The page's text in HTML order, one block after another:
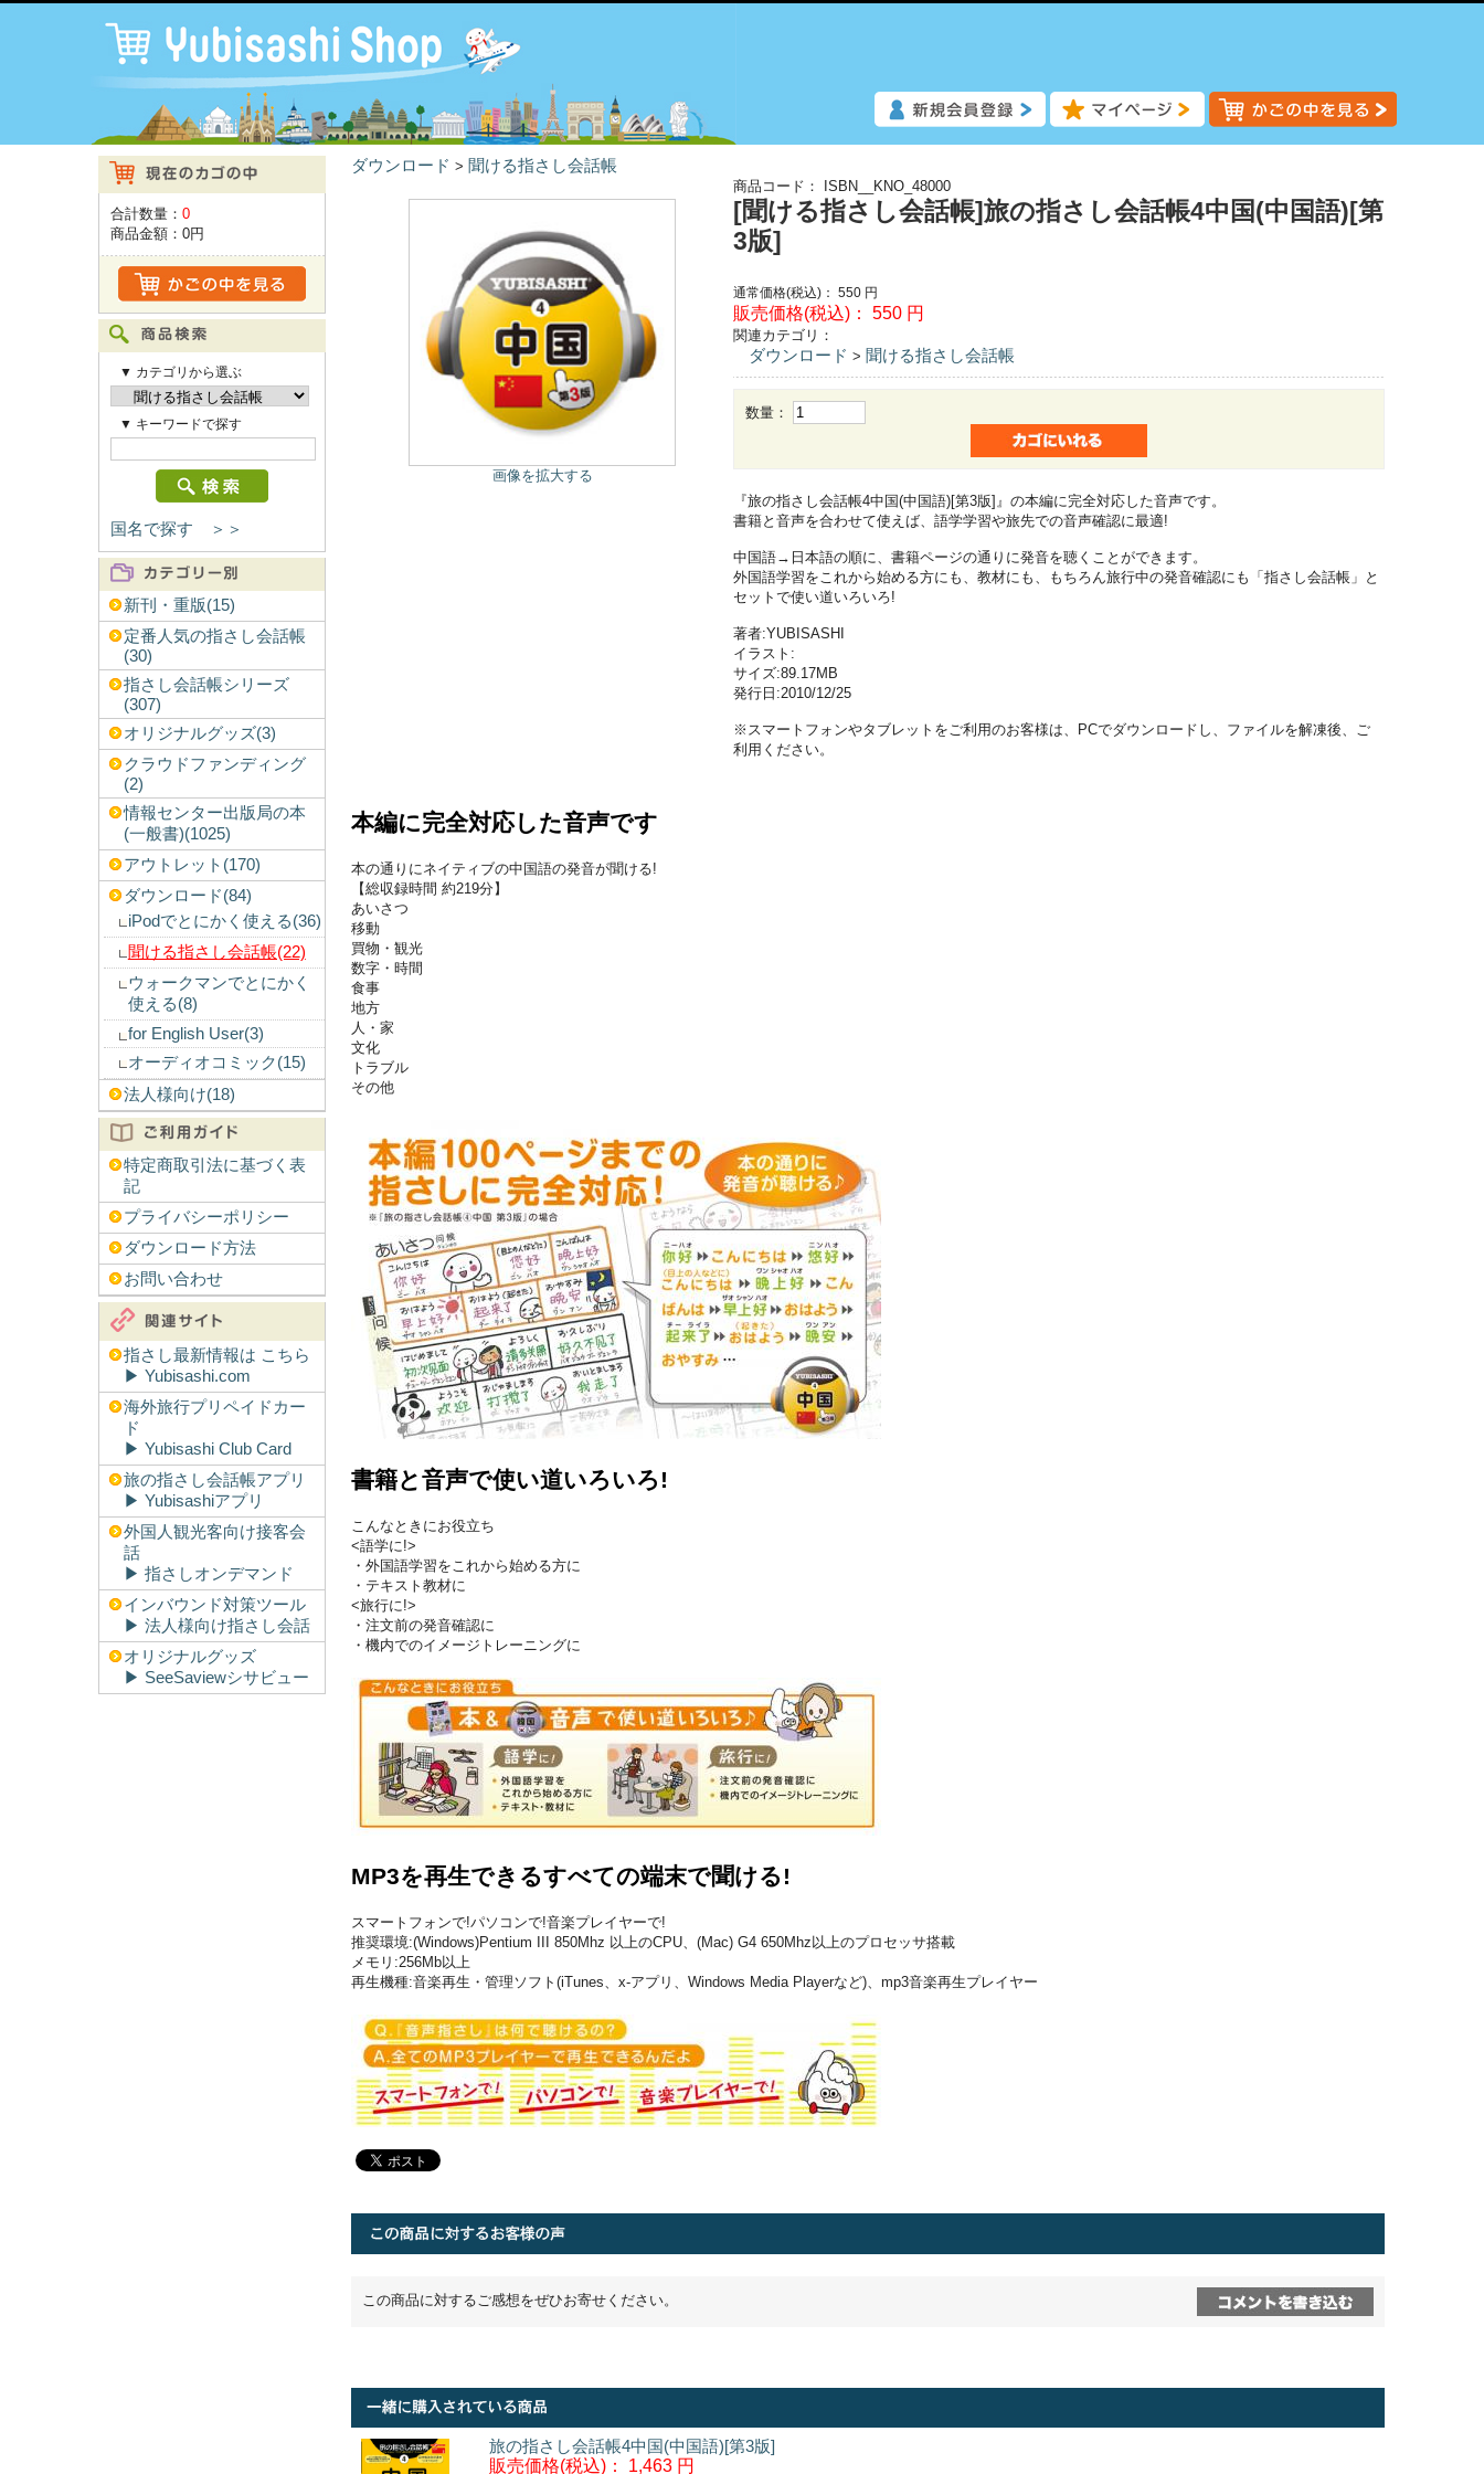
合計数量： 0
商品金額： 0円
▼ カテゴリから選ぶ
▼ キーワードで探す
国名で探す ＞＞
新刊・重版(15)
定番人気の指さし会話帳
(30)
指さし会話帳シリーズ
(307)
オリジナルグッズ(3)
クラウドファンディング
(2)
情報センター出版局の本
(一般書)(1025)
アウトレット(170)
ダウンロード(84)
iPodでとにかく使える(36)
聞ける指さし会話帳(22)
ウォークマンでとにかく
使える(8)
for English User(3)
オーディオコミック(15)
法人様向け(18)
特定商取引法に基づく表
記
プライバシーポリシー
ダウンロード方法
お問い合わせ
指さし最新情報は こちら
▶︎ Yubisashi.com
海外旅行プリペイドカー
ド
▶︎ Yubisashi Club Card
旅の指さし会話帳アプリ
▶︎ Yubisashiアプリ
外国人観光客向け接客会
話
▶︎ 指さしオンデマンド
インバウンド対策ツール
▶︎ 法人様向け指さし会話
オリジナルグッズ
▶︎ SeeSaviewシサビュー
ダウンロード > 聞ける指さし会話帳
画像を拡大する
商品コード： ISBN__KNO_48000
[聞ける指さし会話帳]旅の指さし会話帳4中国(中国語)[第
3版]
通常価格(税込)： 550 円
販売価格(税込)： 550 円
関連カテゴリ：
ダウンロード > 聞ける指さし会話帳
数量：
『旅の指さし会話帳4中国(中国語)[第3版]』の本編に完全対応した音声です。
書籍と音声を合わせて使えば、語学学習や旅先での音声確認に最適!
中国語→日本語の順に、書籍ページの通りに発音を聴くことができます。
外国語学習をこれから始める方にも、教材にも、もちろん旅行中の発音確認にも「指さし会話帳」と
セットで使い道いろいろ!
著者:YUBISASHI
イラスト:
サイズ:89.17MB
発行日:2010/12/25
※スマートフォンやタブレットをご利用のお客様は、PCでダウンロードし、ファイルを解凍後、ご
利用ください。
本編に完全対応した音声です
本の通りにネイティブの中国語の発音が聞ける!
【総収録時間 約219分】
あいさつ
移動
買物・観光
数字・時間
食事
地方
人・家
文化
トラブル
その他
書籍と音声で使い道いろいろ!
こんなときにお役立ち
<語学に!>
・外国語学習をこれから始める方に
・テキスト教材に
<旅行に!>
・注文前の発音確認に
・機内でのイメージトレーニングに
MP3を再生できるすべての端末で聞ける!
スマートフォンで!パソコンで!音楽プレイヤーで!
推奨環境:(Windows)Pentium III 850Mhz 以上のCPU、(Mac) G4 650Mhz以上のプロセッサ搭載
メモリ:256Mb以上
再生機種:音楽再生・管理ソフト(iTunes、x-アプリ、Windows Media Playerなど)、mp3音楽再生プレイヤー
この商品に対するご感想をぜひお寄せください。
旅の指さし会話帳4中国(中国語)[第3版]
販売価格(税込)： 1,463 円